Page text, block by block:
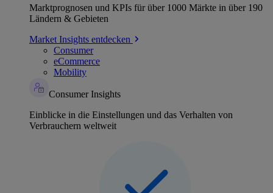
Marktprognosen und KPIs für über 1000 Märkte in über 190
Ländern & Gebieten
Market Insights entdecken
Consumer
eCommerce
Mobility
Consumer Insights
Einblicke in die Einstellungen und das Verhalten von
Verbrauchern weltweit